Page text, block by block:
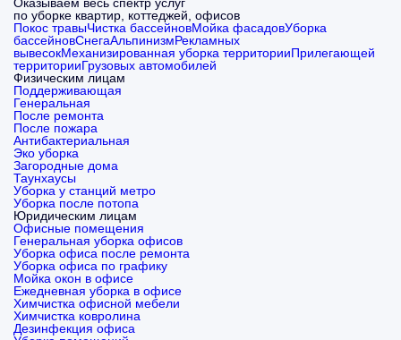
по уборке квартир, коттеджей, офисов
Покос травыЧистка бассейновМойка фасадовУборка
бассейновСнегаАльпинизмРекламных
вывесокМеханизированная уборка территорииПрилегающей
территорииГрузовых автомобилей
Физическим лицам
Поддерживающая
Генеральная
После ремонта
После пожара
Антибактериальная
Эко уборка
Загородные дома
Таунхаусы
Уборка у станций метро
Уборка после потопа
Юридическим лицам
Офисные помещения
Генеральная уборка офисов
Уборка офиса после ремонта
Уборка офиса по графику
Мойка окон в офисе
Ежедневная уборка в офисе
Химчистка офисной мебели
Химчистка ковролина
Дезинфекция офиса